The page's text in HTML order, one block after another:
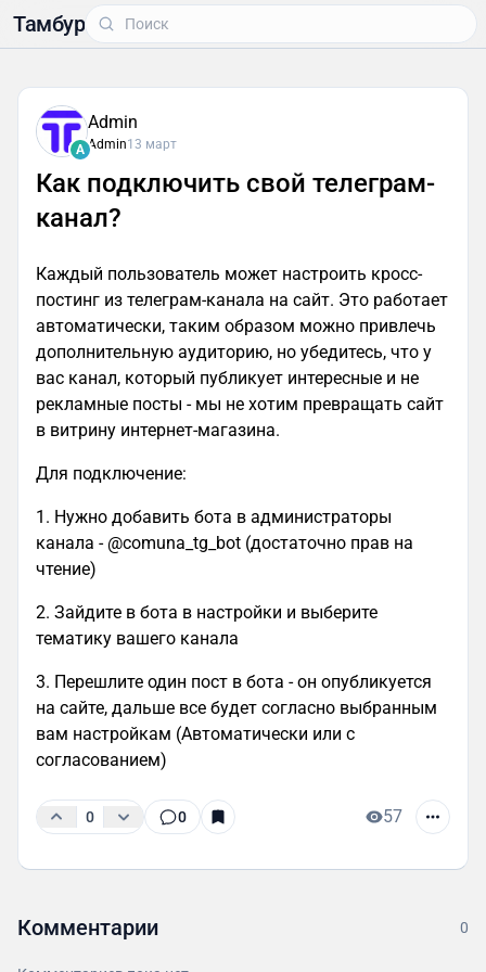
Тамбур
A
Admin
Admin13 март
Как подключить свой телеграм-
канал?
Каждый пользователь может настроить кросс-
постинг из телеграм-канала на сайт. Это работает
автоматически, таким образом можно привлечь
дополнительную аудиторию, но убедитесь, что у
вас канал, который публикует интересные и не
рекламные посты - мы не хотим превращать сайт
в витрину интернет-магазина.
Для подключение:
1. Нужно добавить бота в администраторы
канала - @comuna_tg_bot (достаточно прав на
чтение)
2. Зайдите в бота в настройки и выберите
тематику вашего канала
3. Перешлите один пост в бота - он опубликуется
на сайте, дальше все будет согласно выбранным
вам настройкам (Автоматически или с
согласованием)
0 0 57
Комментарии 0